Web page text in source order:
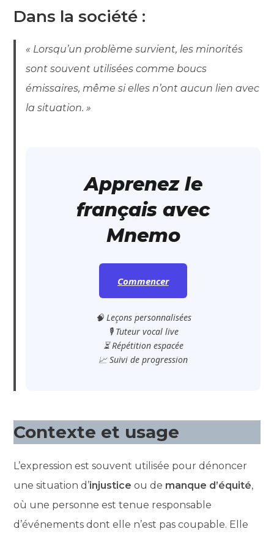
Dans la société :
« Lorsqu’un problème survient, les minorités
sont souvent utilisées comme boucs
émissaires, même si elles n’ont aucun lien avec
la situation. »
Apprenez le
français avec
Mnemo
Commencer
🧠 Leçons personnalisées
🎙️ Tuteur vocal live
⏳ Répétition espacée
📈 Suivi de progression
Contexte et usage
L’expression est souvent utilisée pour dénoncer
une situation d’injustice ou de manque d’équité,
où une personne est tenue responsable
d’événements dont elle n’est pas coupable. Elle